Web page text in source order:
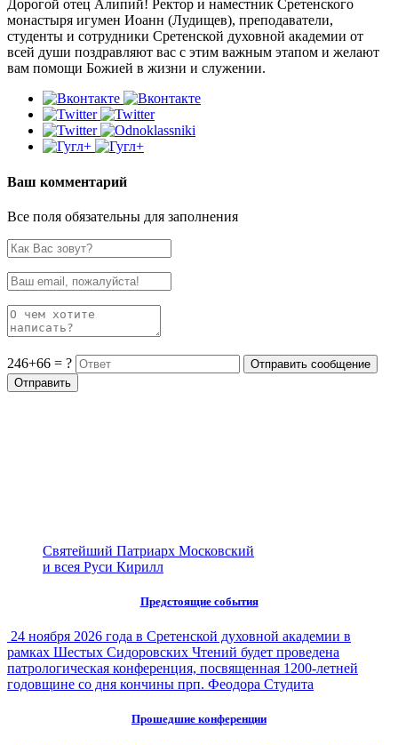
Дорогой отец Алипий! Ректор и наместник Сретенского
монастыря игумен Иоанн (Лудищев), преподаватели,
студенты и сотрудники Сретенской духовной академии от
всей души поздравляют вас с этим важным этапом и желают
вам помощи Божией в жизни и служении.
Ваш комментарий
Все поля обязательны для заполнения
246+66 = ?
Святейший Патриарх Московский
и всея Руси Кирилл
Предстоящие события
24 ноября 2026 года в Сретенской духовной академии в
рамках Шестых Сидоровских Чтений будет проведена
патрологическая конференция, посвященная 1200-летней
годовщине со дня кончины прп. Феодора Студита
Прошедшие конференции